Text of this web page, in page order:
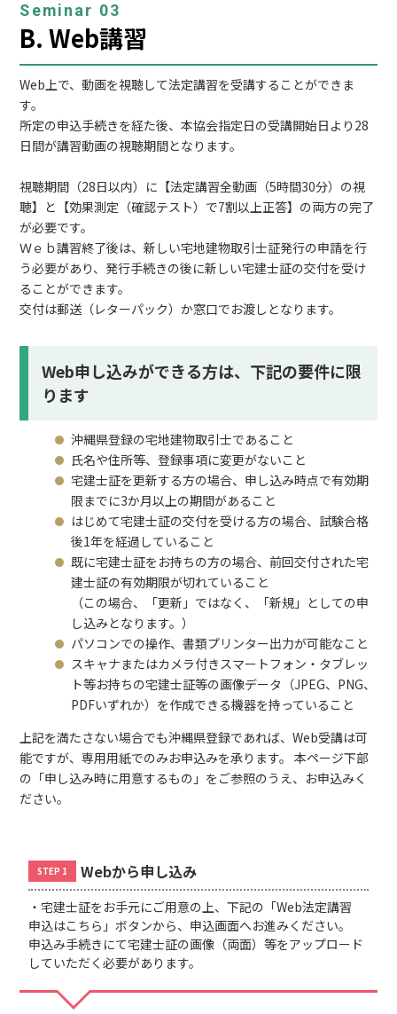
Seminar 03
B. Web講習
Web上で、動画を視聴して法定講習を受講することができま
す。
所定の申込手続きを経た後、本協会指定日の受講開始日より28
日間が講習動画の視聴期間となります。
視聴期間（28日以内）に【法定講習全動画（5時間30分）の視
聴】と【効果測定（確認テスト）で7割以上正答】の両方の完了
が必要です。
Ｗｅｂ講習終了後は、新しい宅地建物取引士証発行の申請を行
う必要があり、発行手続きの後に新しい宅建士証の交付を受け
ることができます。
交付は郵送（レターパック）か窓口でお渡しとなります。
Web申し込みができる方は、下記の要件に限
ります
沖縄県登録の宅地建物取引士であること
氏名や住所等、登録事項に変更がないこと
宅建士証を更新する方の場合、申し込み時点で有効期
限までに3か月以上の期間があること
はじめて宅建士証の交付を受ける方の場合、試験合格
後1年を経過していること
既に宅建士証をお持ちの方の場合、前回交付された宅
建士証の有効期限が切れていること
（この場合、「更新」ではなく、「新規」としての申
し込みとなります。）
パソコンでの操作、書類プリンター出力が可能なこと
スキャナまたはカメラ付きスマートフォン・タブレッ
ト等お持ちの宅建士証等の画像データ（JPEG、PNG、
PDFいずれか）を作成できる機器を持っていること
上記を満たさない場合でも沖縄県登録であれば、Web受講は可
能ですが、専用用紙でのみお申込みを承ります。 本ページ下部
の「申し込み時に用意するもの」をご参照のうえ、お申込みく
ださい。
STEP 1 Webから申し込み
・宅建士証をお手元にご用意の上、下記の「Web法定講習
申込はこちら」ボタンから、申込画面へお進みください。
申込み手続きにて宅建士証の画像（両面）等をアップロード
していただく必要があります。